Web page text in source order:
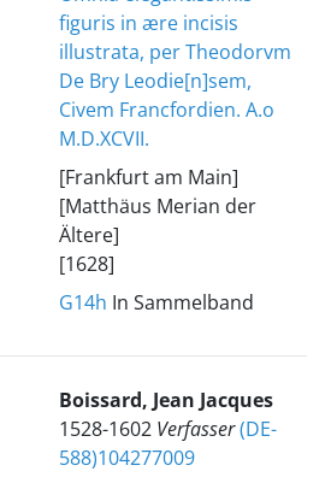
figuris in ære incisis
illustrata, per Theodorvm
De Bry Leodie[n]sem,
Civem Francfordien. A.o
M.D.XCVII.
[Frankfurt am Main]
[Matthäus Merian der
Ältere]
[1628]
G14h In Sammelband
Boissard, Jean Jacques
1528-1602 Verfasser(DE-
588)104277009